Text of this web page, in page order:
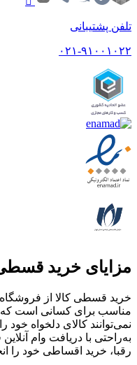
تلفن پشتیبانی
۰۲۱-۹۱۰۰۱۰۲۲
مزایای خرید
خرید قسطی کالا از
مناسب برای کسانی است
نمی‌توانند کالای دلخواه خود
به‌راحتی با دریافت وام
رقبا، خرید اقساطی خود را